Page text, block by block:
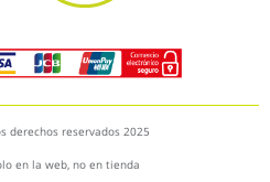
derechos reservados 2025
en la web, no en tienda